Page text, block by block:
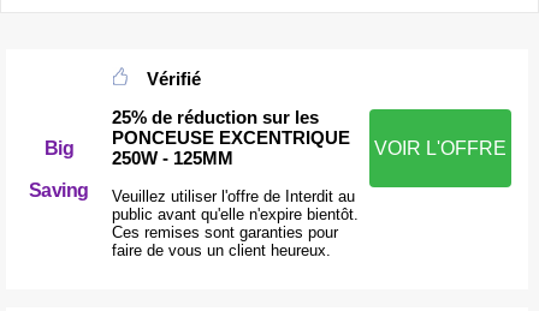
Big
Saving
Vérifié
25% de réduction sur les
PONCEUSE EXCENTRIQUE
250W - 125MM
Veuillez utiliser l'offre de Interdit au
public avant qu'elle n'expire bientôt.
Ces remises sont garanties pour
faire de vous un client heureux.
VOIR L'OFFRE